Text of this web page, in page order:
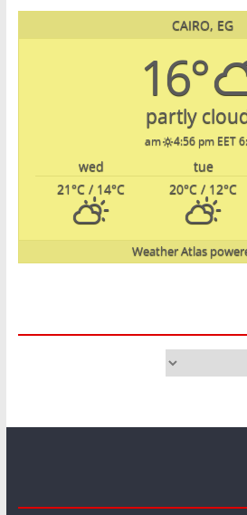
CAIRO, EG
16°
partly
4:56 pm EET
tue
wed
20°C / 12°C
21°C / 14°C
Weather Atlas